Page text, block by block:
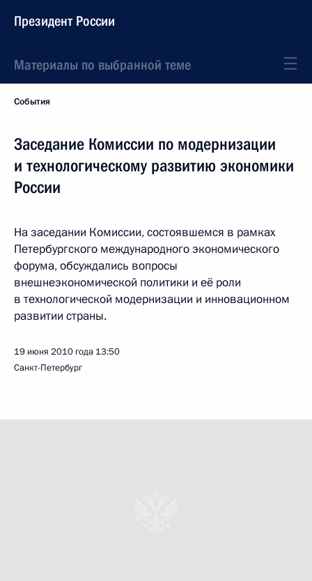
Президент России
Материалы по выбранной теме
События
Заседание Комиссии по модернизации
и технологическому развитию экономики
России
На заседании Комиссии, состоявшемся в рамках
Петербургского международного экономического
форума, обсуждались вопросы
внешнеэкономической политики и её роли
в технологической модернизации и инновационном
развитии страны.
19 июня 2010 года 13:50
Санкт-Петербург